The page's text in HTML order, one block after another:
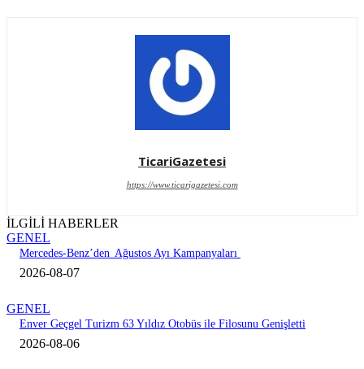
TicariGazetesi
https://www.ticarigazetesi.com
İLGİLİ HABERLER
GENEL
Mercedes-Benz’den Ağustos Ayı Kampanyaları
2026-08-07
GENEL
Enver Geçgel Turizm 63 Yıldız Otobüs ile Filosunu Genişletti
2026-08-06